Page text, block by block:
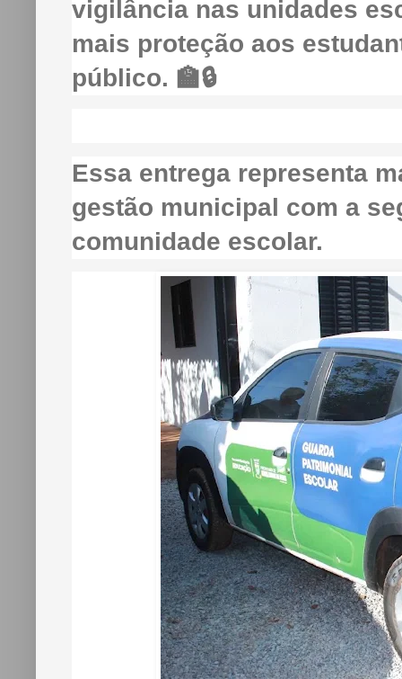
vigilância nas unidades
mais proteção aos
público. 🏫🔒
Essa entrega representa
gestão municipal com a
comunidade escolar.